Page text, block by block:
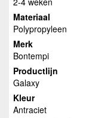
Materiaal
Polypropyleen
Merk
Bontempi
Productlijn
Galaxy
Kleur
Antraciet